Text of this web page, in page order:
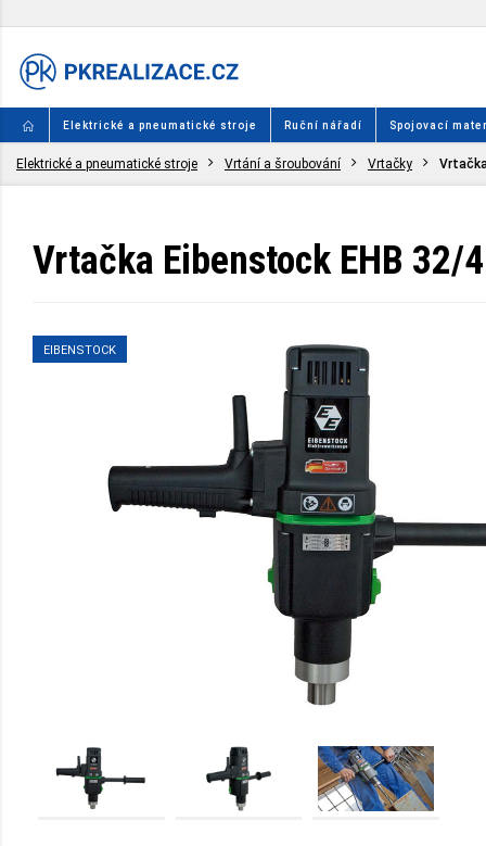
Elektrické a pneumatické stroje Ruční nářadí Spojovací
Elektrické a pneumatické stroje Vrtání a šroubování Vrtačky
Vrtačka Eibenstock EHB 32/
EIBENSTOCK